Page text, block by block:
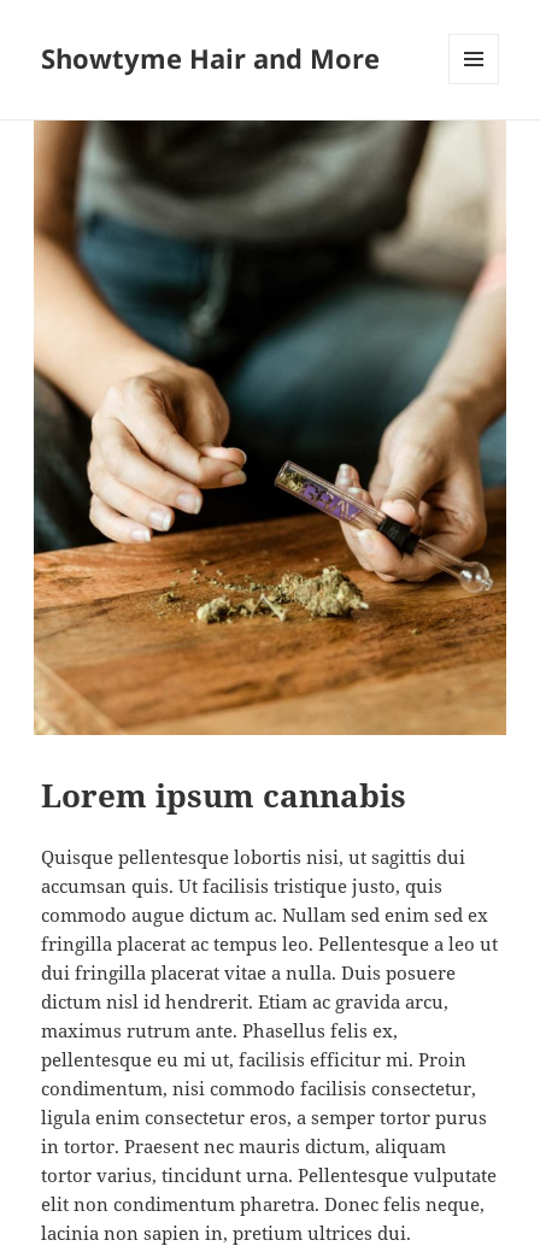
Showtyme Hair and More
Lorem ipsum cannabis
Quisque pellentesque lobortis nisi, ut sagittis dui
accumsan quis. Ut facilisis tristique justo, quis
commodo augue dictum ac. Nullam sed enim sed ex
fringilla placerat ac tempus leo. Pellentesque a leo ut
dui fringilla placerat vitae a nulla. Duis posuere
dictum nisl id hendrerit. Etiam ac gravida arcu,
maximus rutrum ante. Phasellus felis ex,
pellentesque eu mi ut, facilisis efficitur mi. Proin
condimentum, nisi commodo facilisis consectetur,
ligula enim consectetur eros, a semper tortor purus
in tortor. Praesent nec mauris dictum, aliquam
tortor varius, tincidunt urna. Pellentesque vulputate
elit non condimentum pharetra. Donec felis neque,
lacinia non sapien in, pretium ultrices dui.